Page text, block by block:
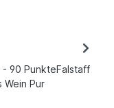
90 PunkteFalstaff
Wein Pur